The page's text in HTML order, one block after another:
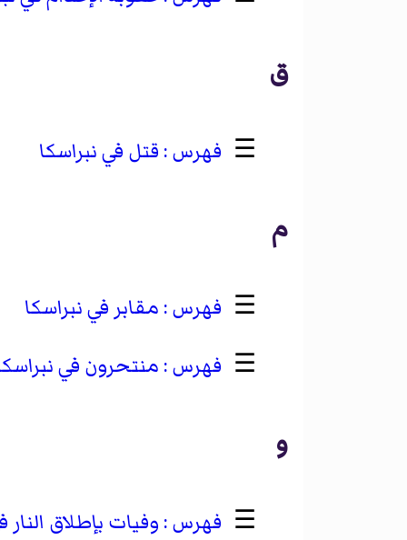
ق
☰ قتل في نبراسكا
م
☰
مقابر في نبراسكا
☰
منتحرون في
و
☰
وفيات بإطلاق النار